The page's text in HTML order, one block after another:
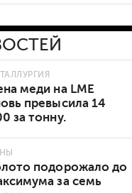
меди на LME
превысила 14
за тонну.
подорожало до
за семь